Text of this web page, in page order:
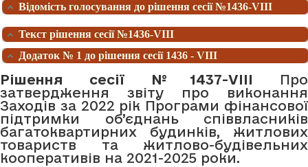
Відомість голосування до рішення сесії №1436-VIII
Текст рішення сесії №1436-VIII
Додаток № 1 до рішення сесії 1436 - VIII
Рішення сесії №1437-VIII Про
затвердження звіту про виконання
Заходів за 2022 рік Програми фінансової
підтримки об’єднань співвласників
багатоквартирних будинків, житлових
товариств та житлово-будівельних
кооперативів на 2021-2025 роки.